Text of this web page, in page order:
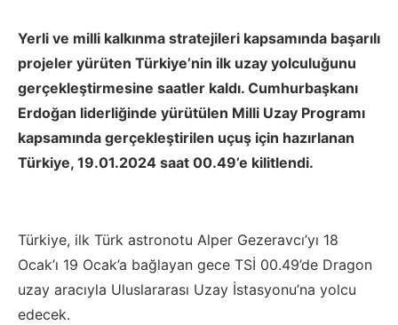
Yerli ve milli kalkınma stratejileri kapsamında başarılı
projeler yürüten Türkiye’nin ilk uzay yolculuğunu
gerçekleştirmesine saatler kaldı. Cumhurbaşkanı
Erdoğan liderliğinde yürütülen Milli Uzay Programı
kapsamında gerçekleştirilen uçuş için hazırlanan
Türkiye, 19.01.2024 saat 00.49’e kilitlendi.
Türkiye, ilk Türk astronotu Alper Gezeravcı’yı 18
Ocak’ı 19 Ocak’a bağlayan gece TSİ 00.49’de Dragon
uzay aracıyla Uluslararası Uzay İstasyonu’na yolcu
edecek.